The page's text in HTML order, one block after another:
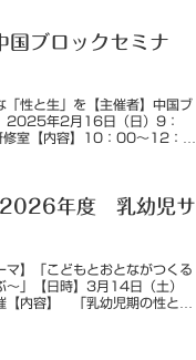
ブロックセミナ
「性と生」を【主催者】中国ブ
2025年2月16日（日）9：
室【内容】10：00～12：
年度 乳幼児サ
マ】「こどもとおとながつくる
～」【日時】3月14日（土）
内容】 「乳幼児期の性と性